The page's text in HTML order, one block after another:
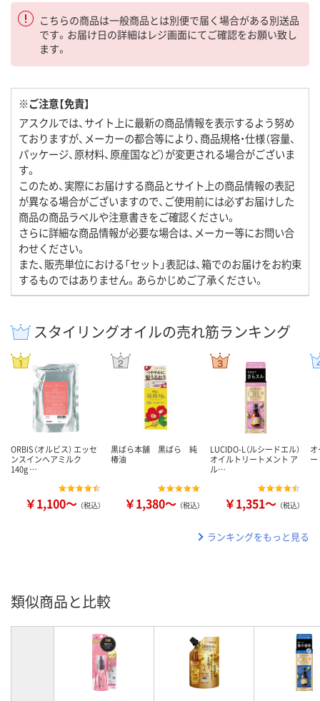
こちらの商品は一般商品とは別便で届く場合がある別送品
です。お届け日の詳細はレジ画面にてご確認をお願い致し
ます。
※ご注意【免責】
アスクルでは、サイト上に最新の商品情報を表示するよう努め
ておりますが、メーカーの都合等により、商品規格・仕様（容量、
パッケージ、原材料、原産国など）が変更される場合がございま
す。
このため、実際にお届けする商品とサイト上の商品情報の表記
が異なる場合がございますので、ご使用前には必ずお届けした
商品の商品ラベルや注意書きをご確認ください。
さらに詳細な商品情報が必要な場合は、メーカー等にお問い合
わせください。
また、販売単位における「セット」表記は、箱でのお届けをお約束
するものではありません。あらかじめご了承ください。
スタイリングオイルの売れ筋ランキング
ORBIS（オルビス） エッセ
ンスインヘアミルク
140g …
￥1,100～ （税込）
黒ばら本舗 黒ばら 純
椿油
￥1,380～ （税込）
LUCIDO-L（ルシードエル）
オイルトリートメント ア
ル…
￥1,351～ （税込）
ランキングをもっと見る
類似商品と比較